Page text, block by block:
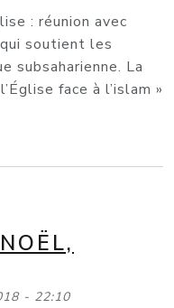
: réunion avec
soutient les
subsaharienne. La
face à l’islam »
- 22:10